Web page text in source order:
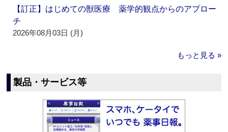
【訂正】はじめての獣医療 薬学的観点からのアプロー
チ
2026年08月03日 (月)
もっと見る »
製品・サービス等